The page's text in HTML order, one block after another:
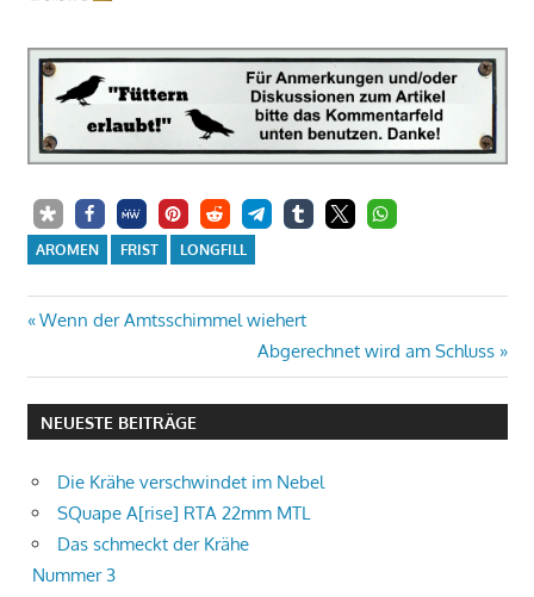
AROMEN FRIST LONGFILL
Beitrags-
Navigation
Vorheriger
Wenn der Amtsschimmel wiehert
Nächster
Beitrag:
Abgerechnet wird am Schluss
NEUESTE BEITRÄGE
Die Krähe verschwindet im Nebel
SQuape A[rise] RTA 22mm MTL
Das schmeckt der Krähe
Nummer 3